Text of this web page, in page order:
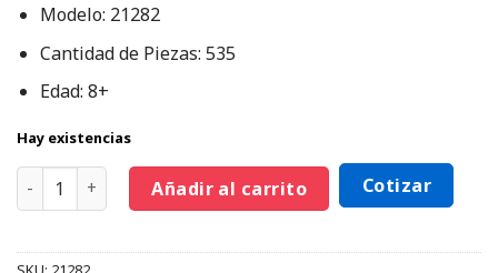
Modelo: 21282
Cantidad de Piezas: 535
Edad: 8+
Hay existencias
Añadir al carrito Cotizar